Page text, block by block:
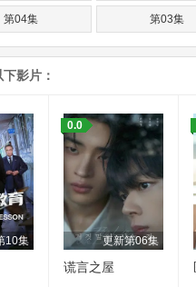
第04集 第03集
影片：
10集 更新第06集
0.0
谎言之屋